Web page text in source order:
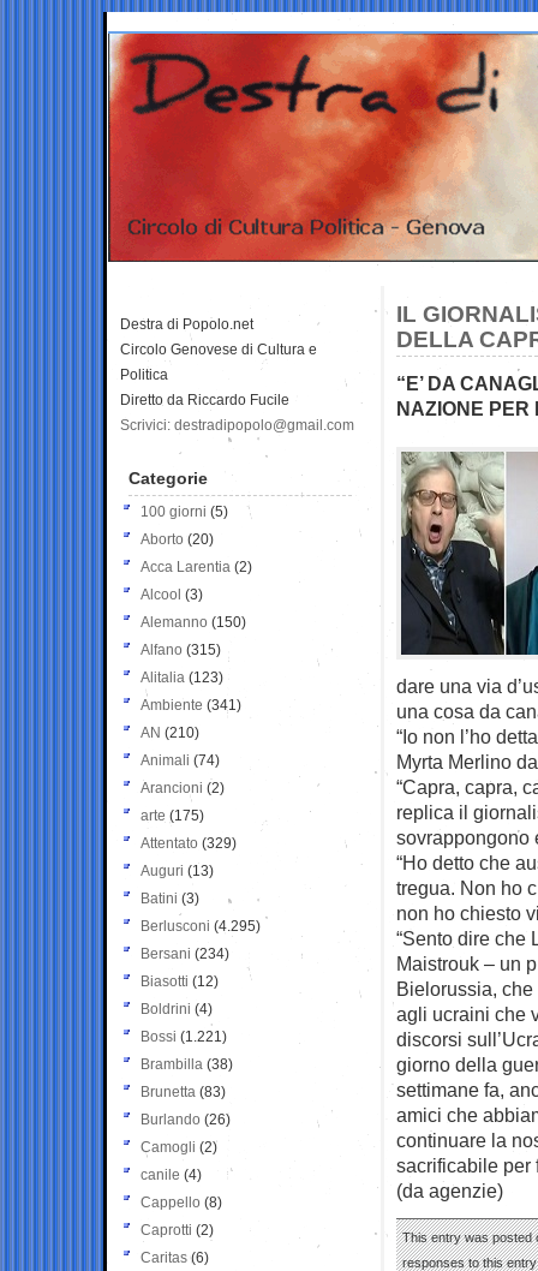
IL
DELLA
“E’ DA
NAZIONE PER
dare una via
una cosa da
“Io non l’ho
Myrta Merlino
“Capra, capra,
replica il
sovrappongono
“Ho detto che
tregua. Non ho
non ho chiesto
“Sento dire che
Maistrouk – un
Bielorussia,
agli ucraini che
discorsi
giorno della
settimane fa,
amici che
continuare la
sacrificabile per
(da agenzie)
This entry was posted
responses to this
Destra di Popolo.net
Circolo Genovese di Cultura e
Politica
Diretto da Riccardo Fucile
Scrivici: destradipopolo@gmail.com
Categorie
100 giorni (5)
Aborto (20)
Acca Larentia (2)
Alcool (3)
Alemanno (150)
Alfano (315)
Alitalia (123)
Ambiente (341)
AN (210)
Animali (74)
Arancioni (2)
arte (175)
Attentato (329)
Auguri (13)
Batini (3)
Berlusconi (4.295)
Bersani (234)
Biasotti (12)
Boldrini (4)
Bossi (1.221)
Brambilla (38)
Brunetta (83)
Burlando (26)
Camogli (2)
canile (4)
Cappello (8)
Caprotti (2)
Caritas (6)